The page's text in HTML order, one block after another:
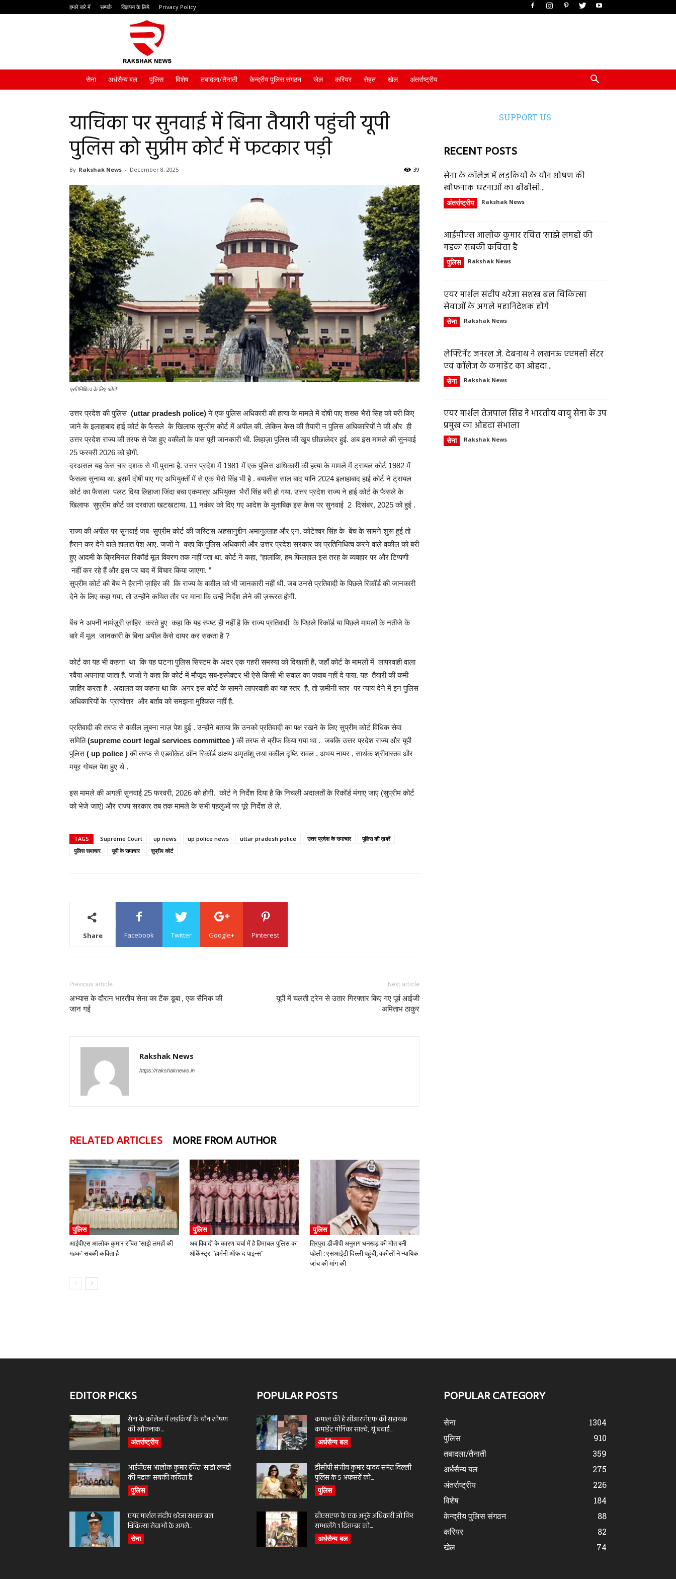
हमारे बारे में सम्पर्क विज्ञापन के लिये Privacy Policy
सेना अर्धसैन्य बल पुलिस विशेष तबादला/तैनाती केन्द्रीय पुलिस संगठन जेल करियर सेहत खेल अंतर्राष्ट्रीय
याचिका पर सुनवाई में बिना तैयारी पहुंची यूपी
पुलिस को सुप्रीम कोर्ट में फटकार पड़ी
By Rakshak News - December 8, 2025 39
प्रतिनिधित्व के लिए फोटो
उत्तर प्रदेश की पुलिस (uttar pradesh police)ने एक पुलिस अधिकारी की हत्या के मामले में दोषी पाए शख्स भैरों सिंह को बरी किए
जाने के इलाहाबाद हाई कोर्ट के फैसले के खिलाफ सुप्रीम कोर्ट में अपील की. लेकिन केस की तैयारी न पुलिस अधिकारियों ने की और ही
उत्तर प्रदेश राज्य की तरफ से पेश हुए वकीलों के पास पूरी जानकारी थी. लिहाज़ा पुलिस की खूब छीछालेदर हुई. अब इस मामले की सुनवाई
25 फरवरी 2026 को होगी.
दरअसल यह केस चार दशक से भी पुराना है. उत्तर प्रदेश में 1981 में एक पुलिस अधिकारी की हत्या के मामले में ट्रायल कोर्ट 1982 में
फैसला सुनाया था. इसमें दोषी पाए गए अभियुक्तों में से एक भैरो सिंह भी है . बयालीस साल बाद यानि 2024 इलाहाबाद हाई कोर्ट ने ट्रायल
कोर्ट का फैसला पलट दिया लिहाजा जिंदा बचा एकमात्र अभियुक्त भैरों सिंह बरी हो गया. उत्तर प्रदेश राज्य ने हाई कोर्ट के फैसले के
खिलाफ सुप्रीम कोर्ट का दरवाज़ा खटखटाया. 11 नवंबर को दिए गए आदेश के मुताबिक़ इस केस पर सुनवाई 2 दिसंबर, 2025 को हुई .
राज्य की अपील पर सुनवाई जब सुप्रीम कोर्ट की जस्टिस अहसानुद्दीन अमानुल्लाह और एन. कोटेश्वर सिंह के बेंच के सामने शुरू हुई तो
हैरान कर देने वाले हालात पेश आए. जजों ने कहा कि पुलिस अधिकारी और उत्तर प्रदेश सरकार का प्रतिनिधित्व करने वाले वकील को बरी
हुए आदमी के क्रिमिनल रिकॉर्ड मूल विवरण तक नहीं पता था. कोर्ट ने कहा, “हालांकि, हम फिलहाल इस तरह के व्यवहार पर और टिप्पणी
नहीं कर रहे हैं और इस पर बाद में विचार किया जाएगा. ”
सुप्रीम कोर्ट की बेंच ने हैरानी ज़ाहिर की कि राज्य के वकील को भी जानकारी नहीं थी. जब उनसे प्रतिवादी के पिछले रिकॉर्ड की जानकारी
देने के लिए कहा गया, तो उन्होंने कथित तौर पर माना कि उन्हें निर्देश लेने की ज़रूरत होगी.
बेंच ने अपनी नामंज़ूरी ज़ाहिर करते हुए कहा कि यह स्पष्ट ही नहीं है कि राज्य प्रतिवादी के पिछले रिकॉर्ड या पिछले मामलों के नतीजे के
बारे में मूल जानकारी के बिना अपील कैसे दायर कर सकता है ?
कोर्ट का यह भी कहना था कि यह घटना पुलिस सिस्टम के अंदर एक गहरी समस्या को दिखाती है, जहाँ कोर्ट के मामलों में लापरवाही वाला
रवैया अपनाया जाता है. जजों ने कहा कि कोर्ट में मौजूद सब-इंस्पेक्टर भी ऐसे किसी भी सवाल का जवाब नहीं दे पाया. यह तैयारी की कमी
ज़ाहिर करता है . अदालत का कहना था कि अगर इस कोर्ट के सामने लापरवाही का यह स्तर है, तो ज़मीनी स्तर पर न्याय देने में इन पुलिस
अधिकारियों के प्रत्योत्तर और बर्ताव को समझना मुश्किल नहीं है.
प्रतिवादी की तरफ से वकील लुबना नाज़ पेश हुई . उन्होंने बताया कि उनको प्रतिवादी का पक्ष रखने के लिए सुप्रीम कोर्ट विधिक सेवा
समिति(supreme court legal services committee )की तरफ से ब्रीफ किया गया था . जबकि उत्तर प्रदेश राज्य और यूपी
पुलिस( up police )की तरफ से एडवोकेट ऑन रिकॉर्ड अक्षय अमृतांशु तथा वकील दृष्टि रावल , अभय नायर , सार्थक श्रीवास्तव और
मयूर गोयल पेश हुए थे .
इस मामले की अगली सुनवाई 25 फरवरी, 2026 को होगी. कोर्ट ने निर्देश दिया है कि निचली अदालतों के रिकॉर्ड मंगाए जाए (सुप्रीम कोर्ट
को भेजे जाएं) और राज्य सरकार तब तक मामले के सभी पहलुओं पर पूरे निर्देश ले ले.
TAGS Supreme Court up news up police news uttar pradesh police उत्तर प्रदेश के समाचार
पुलिस की ख़बरें
पुलिस समाचार
यूपी के समाचार सुप्रीम कोर्ट
Share Facebook Twitter Google+ Pinterest
Previous article
अभ्यास के दौरान भारतीय सेना का टैंक डूबा , एक सैनिक की
जान गई
Next article
यूपी में चलती ट्रेन से उतार गिरफ्तार किए गए पूर्व आईजी
अमिताभ ठाकुर
Rakshak News
https://rakshaknews.in
RELATED ARTICLES MORE FROM AUTHOR
पुलिस
आईपीएस आलोक कुमार रचित ‘साझे लमहों की
महक’ सबकी कविता है
पुलिस
अब विवादों के कारण चर्चा में है हिमाचल पुलिस का
ऑर्केस्ट्रा ‘हार्मनी ऑफ द पाइन्स’
पुलिस
त्रिपुरा डीजीपी अनुराग धनखड़ की मौत बनी
पहेली : एसआईटी दिल्ली पहुंची, वकीलों ने न्यायिक
जांच की मांग की
SUPPORT US
RECENT POSTS
सेना के कॉलेज में लड़कियों के यौन शोषण की
खौफनाक घटनाओं का बीबीसी...
अंतर्राष्ट्रीय Rakshak News
आईपीएस आलोक कुमार रचित ‘साझे लमहों की
महक’ सबकी कविता है
पुलिस Rakshak News
एयर मार्शल संदीप थरेजा सशस्त्र बल चिकित्सा
सेवाओं के अगले महानिदेशक होंगे
सेना Rakshak News
लेफ्टिनेंट जनरल जे. देबनाथ ने लखनऊ एएमसी सेंटर
एवं कॉलेज के कमांडेंट का ओहदा...
सेना Rakshak News
एयर मार्शल तेजपाल सिंह ने भारतीय वायु सेना के उप
प्रमुख का ओहदा संभाला
सेना Rakshak News
EDITOR PICKS
सेना के कॉलेज में लड़कियों के यौन शोषण
की खौफनाक...
अंतर्राष्ट्रीय
आईपीएस आलोक कुमार रचित ‘साझे लमहों
की महक’ सबकी कविता है
पुलिस
एयर मार्शल संदीप थरेजा सशस्त्र बल
चिकित्सा सेवाओं के अगले...
सेना
POPULAR POSTS
कमाल की है सीआरपीएफ की सहायक
कमांडेंट मोनिका साल्वे, यूं बचाई...
अर्धसैन्य बल
डीसीपी संजीव कुमार यादव समेत दिल्ली
पुलिस के 5 अफसरों को...
पुलिस
बीएसएफ के एक अनूठे अधिकारी जो फिर
सम्भालेंगे 1 दिसम्बर को...
अर्धसैन्य बल
POPULAR CATEGORY
सेना
1304
पुलिस
910
तबादला/तैनाती
359
अर्धसैन्य बल
275
अंतर्राष्ट्रीय
226
विशेष
184
केन्द्रीय पुलिस संगठन
88
करियर
82
खेल
74